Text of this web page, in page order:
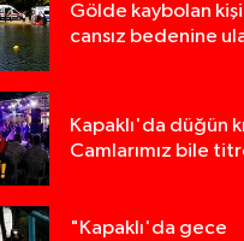
Gölde kaybolan
cansız bedenine
Kapaklı'da düğün
Camlarımız bile
"Kapaklı'da gece